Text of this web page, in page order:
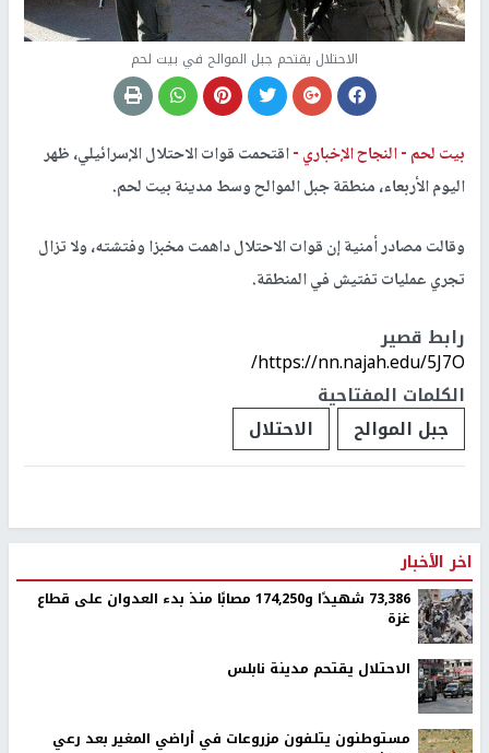
الاحتلال يقتحم جبل الموالح في بيت لحم
بيت لحم -النجاح الإخباري -اقتحمت قوات الاحتلال الإسرائيلي، ظهر
اليوم الأربعاء، منطقة جبل الموالح وسط مدينة بيت لحم.
وقالت مصادر أمنية إن قوات الاحتلال داهمت مخبزا وفتشته، ولا تزال
تجري عمليات تفتيش في المنطقة.
رابط قصير
https://nn.najah.edu/5J7O/
الكلمات المفتاحية
جبل الموالح
الاحتلال
اخر الأخبار
73,386 شهيدًا و174,250 مصابًا منذ بدء العدوان على قطاع
غزة
الاحتلال يقتحم مدينة نابلس
مستوطنون يتلفون مزروعات في أراضي المغير بعد رعي